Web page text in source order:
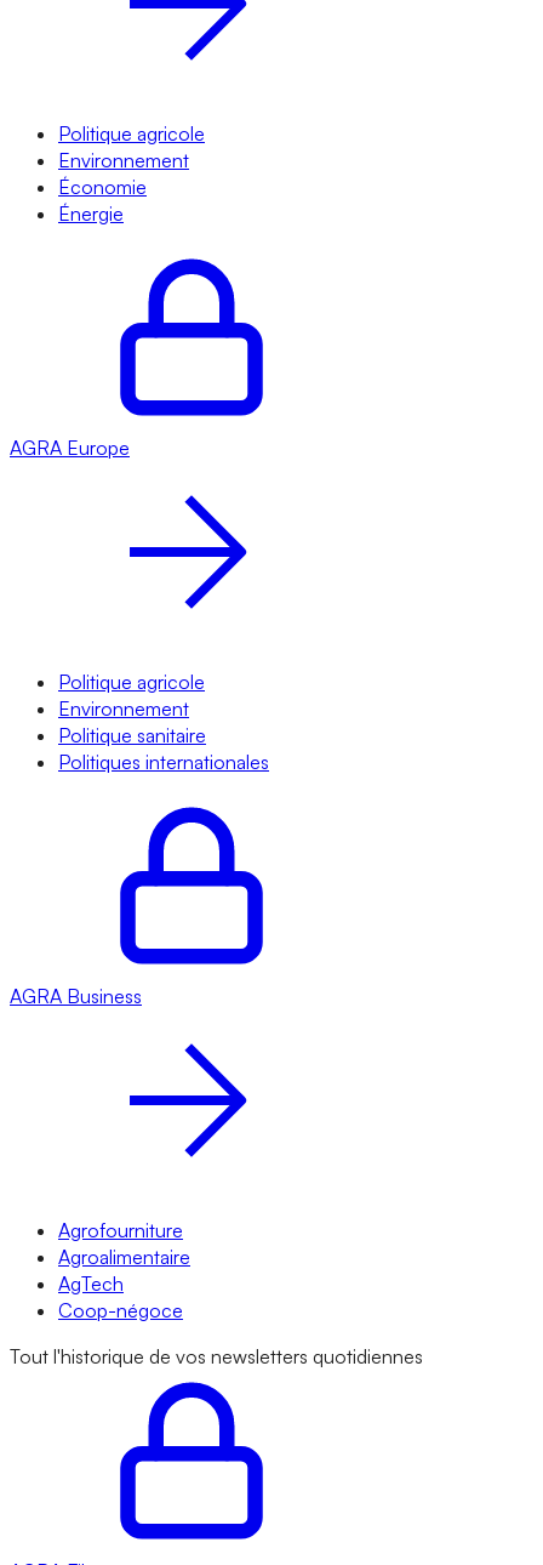
Politique agricole
Environnement
Économie
Énergie
AGRA Europe
Politique agricole
Environnement
Politique sanitaire
Politiques internationales
AGRA Business
Agrofourniture
Agroalimentaire
AgTech
Coop-négoce
Tout l'historique de vos newsletters quotidiennes